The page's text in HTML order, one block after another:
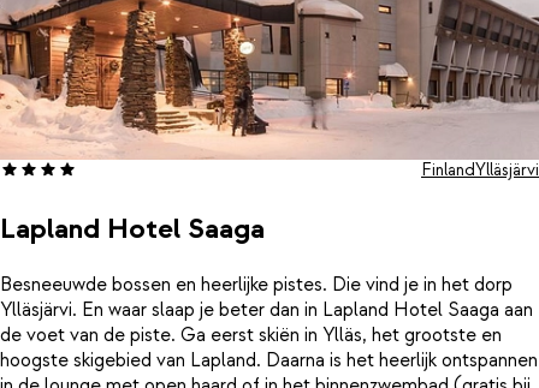
Lapland Hotel Saaga
FinlandYlläsjärvi
Besneeuwde bossen en heerlijke pistes. Die vind je in het dorp
Ylläsjärvi. En waar slaap je beter dan in Lapland Hotel Saaga aan
de voet van de piste. Ga eerst skiën in Ylläs, het grootste en
hoogste skigebied van Lapland. Daarna is het heerlijk ontspannen